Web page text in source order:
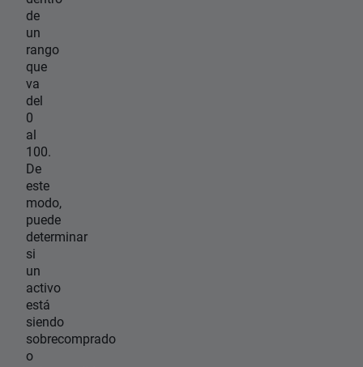
de
un
rango
que
va
del
0
al
100.
De
este
modo,
puede
determinar
si
un
activo
está
siendo
sobrecomprado
o